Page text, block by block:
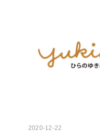
2020-12-22